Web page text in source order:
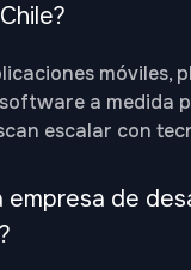
móviles,
a medida
escalar con
empresa de